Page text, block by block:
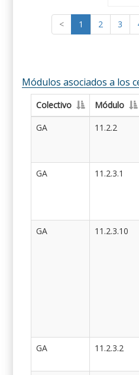
< 1 2 3
Módulos asociados a los
Colectivo Módulo
GA
11.2.2
GA
11.2.3.1
GA
11.2.3.10
GA
11.2.3.2